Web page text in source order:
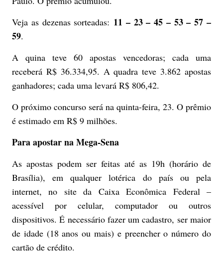
Veja as dezenas sorteadas: 11 – 23 – 45 – 53 – 57 –
59.
A quina teve 60 apostas vencedoras; cada uma
receberá R$ 36.334,95. A quadra teve 3.862 apostas
ganhadores; cada uma levará R$ 806,42.
O próximo concurso será na quinta-feira, 23. O prêmio
é estimado em R$ 9 milhões.
Para apostar na Mega-Sena
As apostas podem ser feitas até as 19h (horário de
Brasília), em qualquer lotérica do país ou pela
internet, no site da Caixa Econômica Federal –
acessível por celular, computador ou outros
dispositivos. É necessário fazer um cadastro, ser maior
de idade (18 anos ou mais) e preencher o número do
cartão de crédito.